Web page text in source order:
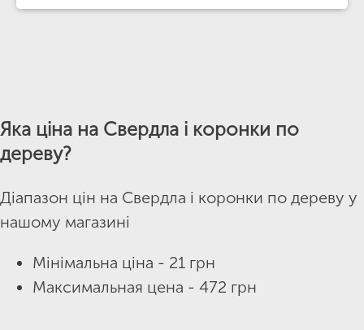
Яка ціна на Свердла і коронки по
дереву?
Діапазон цін на Свердла і коронки по дереву у
нашому магазині
Мінімальна ціна - 21 грн
Максимальная цена - 472 грн